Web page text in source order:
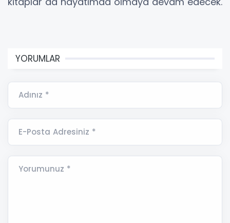
YORUMLAR
Adınız *
E-Posta Adresiniz *
Yorumunuz *